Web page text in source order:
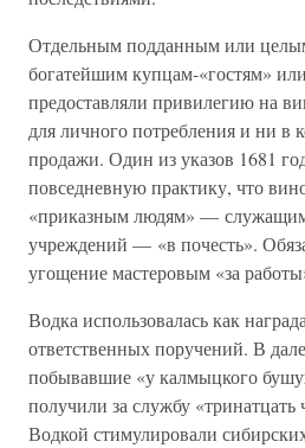
Отдельным подданным или
богатейшим купцам-«гостям»
предоставляли привилегию на
для личного потребления и ни в
продажи. Один из указов 1681
повседневную практику, что
«приказным людям» —
учреждений — «в почесть».
угощение мастеровым «за
Водка использовалась как
ответственных поручений. В
побывавшие «у калмыцкого
получили за службу «тринатцать
Водкой стимулировали